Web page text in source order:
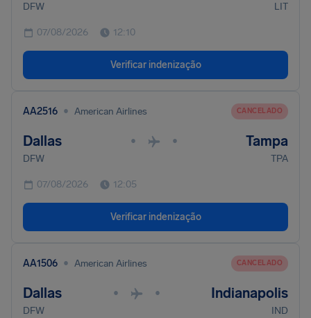
DFW LIT
07/08/2026 12:10
Verificar indenização
AA2516 • American Airlines CANCELADO
Dallas • • Tampa
DFW TPA
07/08/2026 12:05
Verificar indenização
AA1506 • American Airlines CANCELADO
Dallas • • Indianapolis
DFW IND